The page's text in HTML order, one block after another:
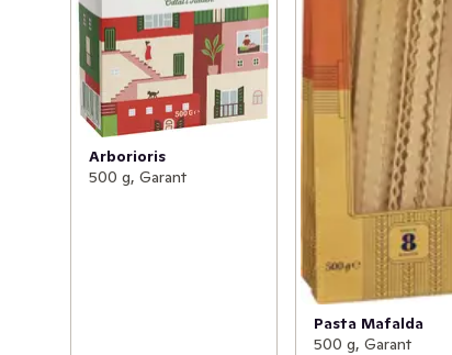
Arborioris
500 g, Garant
Pasta Mafalda
500 g, Garant